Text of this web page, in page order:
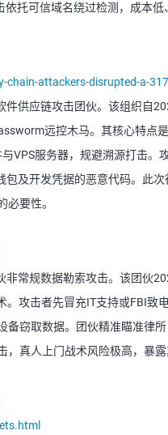
托可信域名绕过检测，成本低
attackers-disrupted-a-
供应链攻击团伙。该组织自
远控木马。其核心特点
VPS服务器，规避溯源打击。
及开发凭据的恶意代码。此次
要性。
非常规数据勒索攻击。该团伙
攻击者先冒充IT支持或FBI致
备窃取数据。团伙精准瞄准律
，真人上门战术风险极高，暴